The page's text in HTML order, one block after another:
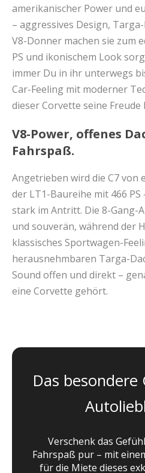
amerikanischer Power und
– aggressives Design,
V8-Donner machen sie zum
PS und ikonischem Look
immer Du in ihr unterwegs
Car-Feeling mit moderner
dieser Corvette seine Freude
V8-Power, offenes
Fahrspaß.
Angetrieben wird die C7 von
der LT1-Baureihe mit 466
stark im Antritt. Die 8-Gang-
und souverän, während der
klassisches Sportwagen-
herausnehmbaren Targa-
Sound offen und direkt –
eine Corvette gehört.
Das
Verschenk das
Fahrspaß pur – mit
für die Miete dieses